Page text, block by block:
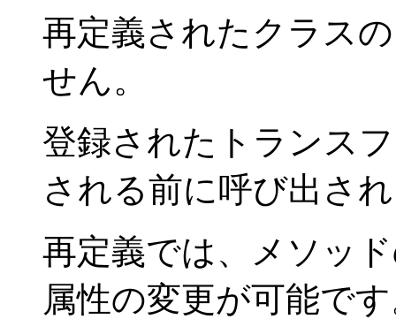
再定義されたクラス
せん。
登録されたトランス
される前に呼び出さ
再定義では、メソッ
属性の変更が可能で